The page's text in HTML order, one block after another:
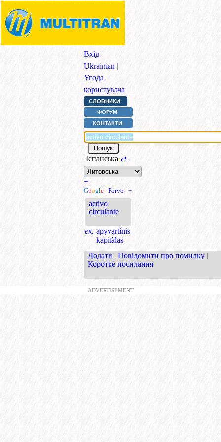
Вхід |
Ukrainian |
Угода
користувача
СЛОВНИКИ
ФОРУМ
КОНТАКТИ
Іспанська ⇄
+
Google | Forvo | +
activo
circulante
ек. apyvartìnis
kapitãlas
Додати | Повідомити про помилку |
Коротке посилання
ADVERTISEMENT